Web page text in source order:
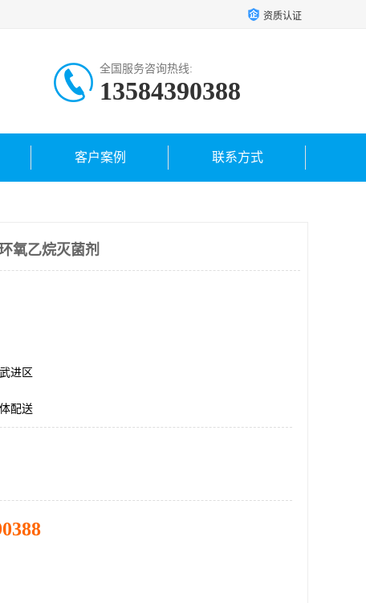
资质认证
全国服务咨询热线:
13584390388
客户案例 联系方式
氧乙烷灭菌剂
进区
配送